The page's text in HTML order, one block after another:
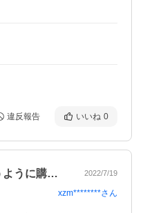
違反報告 いいね 0
高校生で体育のプールで使うように購入し… 2022/7/19
xzm********さん